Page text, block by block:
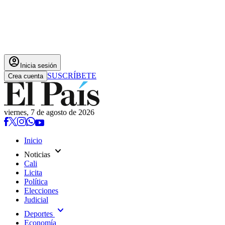
account_circle Inicia sesión
Crea cuenta SUSCRÍBETE
viernes, 7 de agosto de 2026
Inicio
Noticias expand_more
Cali
Licita
Política
Elecciones
Judicial
Deportes expand_more
Economía